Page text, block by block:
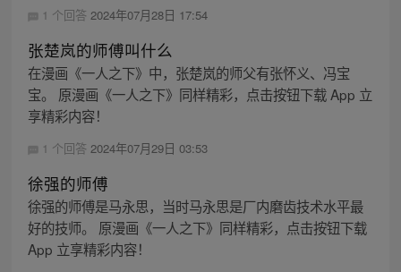
1 个回答 2024年07月28日 17:54
张楚岚的师傅叫什么
在漫画《一人之下》中，张楚岚的师父有张怀义、冯宝
宝。 原漫画《一人之下》同样精彩，点击按钮下载 App 立
享精彩内容！
1 个回答 2024年07月29日 03:53
徐强的师傅
徐强的师傅是马永思，当时马永思是厂内磨齿技术水平最
好的技师。 原漫画《一人之下》同样精彩，点击按钮下载
App 立享精彩内容！